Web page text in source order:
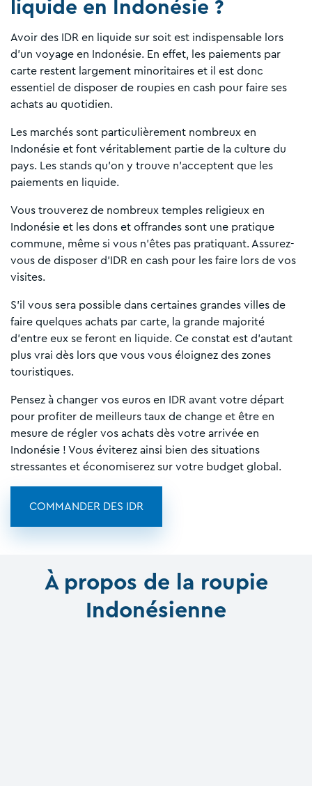
liquide en Indonésie ?
Avoir des IDR en liquide sur soit est indispensable lors
d'un voyage en Indonésie. En effet, les paiements par
carte restent largement minoritaires et il est donc
essentiel de disposer de roupies en cash pour faire ses
achats au quotidien.
Les marchés sont particulièrement nombreux en
Indonésie et font véritablement partie de la culture du
pays. Les stands qu'on y trouve n'acceptent que les
paiements en liquide.
Vous trouverez de nombreux temples religieux en
Indonésie et les dons et offrandes sont une pratique
commune, même si vous n'êtes pas pratiquant. Assurez-
vous de disposer d'IDR en cash pour les faire lors de vos
visites.
S'il vous sera possible dans certaines grandes villes de
faire quelques achats par carte, la grande majorité
d'entre eux se feront en liquide. Ce constat est d'autant
plus vrai dès lors que vous vous éloignez des zones
touristiques.
Pensez à changer vos euros en IDR avant votre départ
pour profiter de meilleurs taux de change et être en
mesure de régler vos achats dès votre arrivée en
Indonésie ! Vous éviterez ainsi bien des situations
stressantes et économiserez sur votre budget global.
COMMANDER DES IDR
À propos de la roupie
Indonésienne